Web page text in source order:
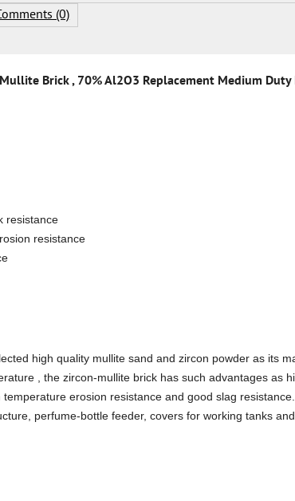
(0)
Brick , 70% Al2O3 Replacement Medium Duty
resistance
resistance
high quality mullite sand and zircon powder as its
, the zircon-mullite brick has such advantages as
erosion resistance and good slag
perfume-bottle feeder, covers for working tanks